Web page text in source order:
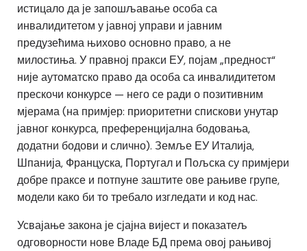
истицало да је запошљавање особа са
инвалидитетом у јавној управи и јавним
предузећима њихово основно право, а не
милостиња. У правној пракси ЕУ, појам „предност“
није аутоматско право да особа са инвалидитетом
прескочи конкурсе — него се ради о позитивним
мјерама (на примјер: приоритетни спискови унутар
јавног конкурса, преференцијална бодовања,
додатни бодови и слично). Земље ЕУ Италија,
Шпанија, Француска, Португал и Пољска су примјери
добре праксе и потпуне заштите ове рањиве групе,
модели како би то требало изгледати и код нас.
Усвајање закона је сјајна вијест и показатељ
одговорности нове Владе БД према овој рањивој